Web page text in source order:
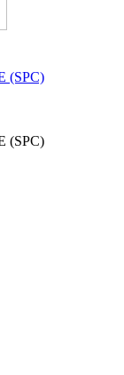
(SPC)
(SPC)